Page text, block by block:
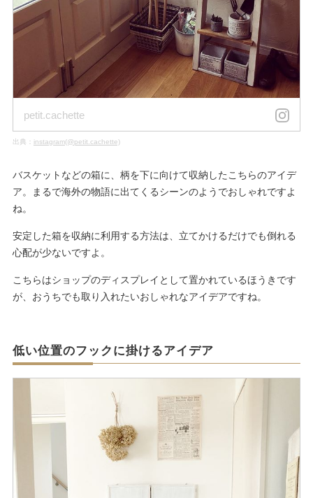
petit.cachette
出典： instagram(@petit.cachette)
バスケットなどの箱に、柄を下に向けて収納したこちらのアイデ
ア。まるで海外の物語に出てくるシーンのようでおしゃれですよ
ね。
安定した箱を収納に利用する方法は、立てかけるだけでも倒れる
心配が少ないですよ。
こちらはショップのディスプレイとして置かれているほうきです
が、おうちでも取り入れたいおしゃれなアイデアですね。
低い位置のフックに掛けるアイデア